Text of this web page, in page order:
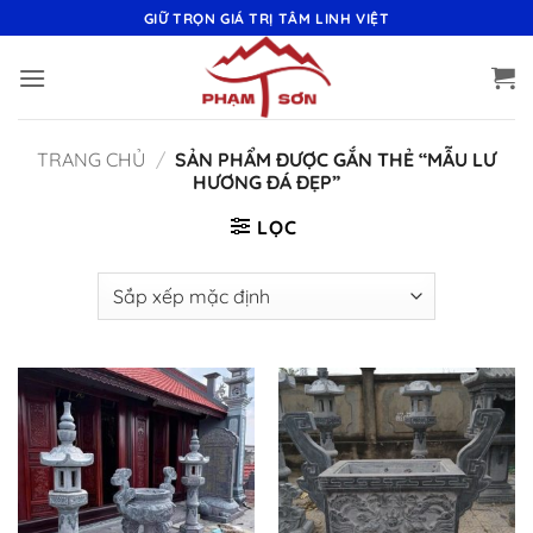
qua
nội
GIỮ TRỌN GIÁ TRỊ TÂM LINH VIỆT
TRANG CHỦ / SẢN PHẨM ĐƯỢC GẮN THẺ “MẪU LƯ
HƯƠNG ĐÁ ĐẸP”
LỌC